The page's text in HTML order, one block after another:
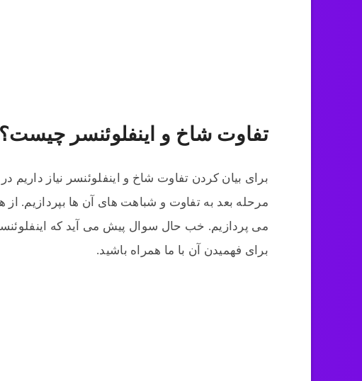
تفاوت شاخ و اینفلوئنسر چیست؟
برای بیان کردن تفاوت شاخ و اینفلوئنسر نیاز داریم
مرحله بعد به تفاوت و شباهت های آن ها بپردازیم.
می پردازیم. خب حال سوال پیش می آید که
برای فهمیدن آن با ما همراه باشید.